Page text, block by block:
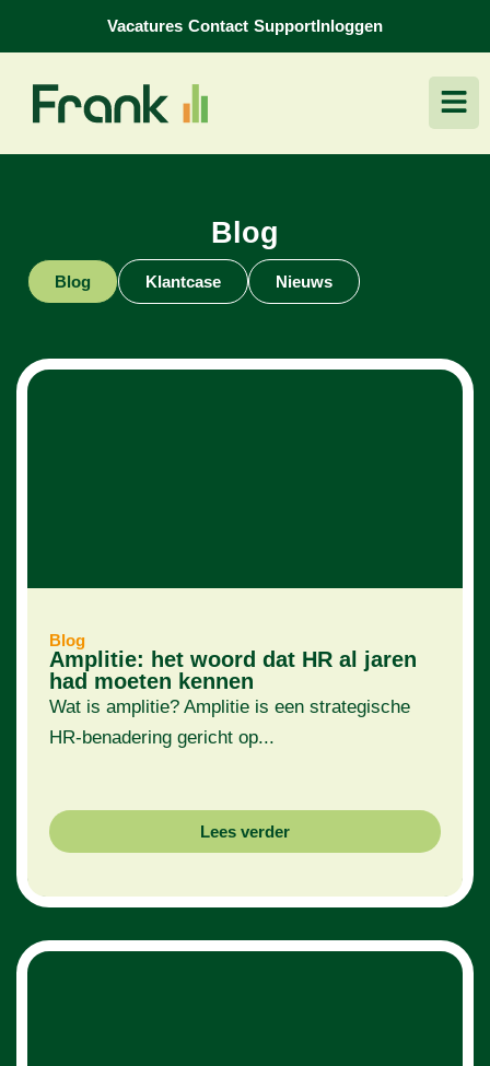
Vacatures Contact SupportInloggen
Blog
Blog Klantcase Nieuws
Blog
Amplitie: het woord dat HR al jaren
had moeten kennen
Wat is amplitie? Amplitie is een strategische
HR-benadering gericht op...
Lees verder